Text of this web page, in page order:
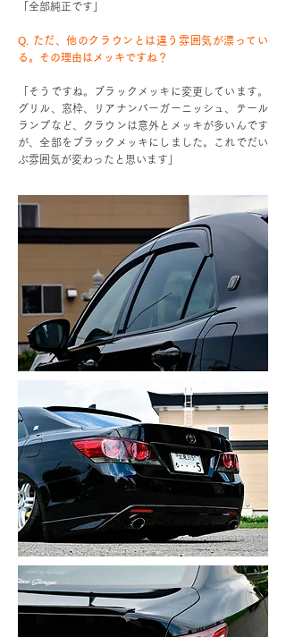
「全部純正です」
Q. ただ、他のクラウンとは違う雰囲気が漂ってい
る。その理由はメッキですね？
「そうですね。ブラックメッキに変更しています。
グリル、窓枠、リアナンバーガーニッシュ、テール
ランプなど、クラウンは意外とメッキが多いんです
が、全部をブラックメッキにしました。これでだい
ぶ雰囲気が変わったと思います」